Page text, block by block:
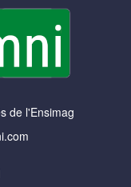
de l'Ensimag